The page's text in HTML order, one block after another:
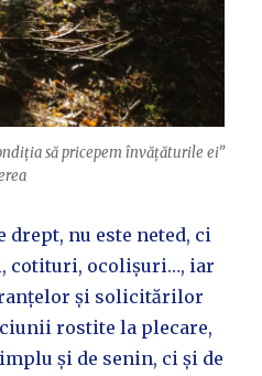
să pricepem învățăturile ei”
nu este neted, ci
cotituri, ocolișuri…, iar
și solicitărilor
rostite la plecare,
și de senin, ci și de